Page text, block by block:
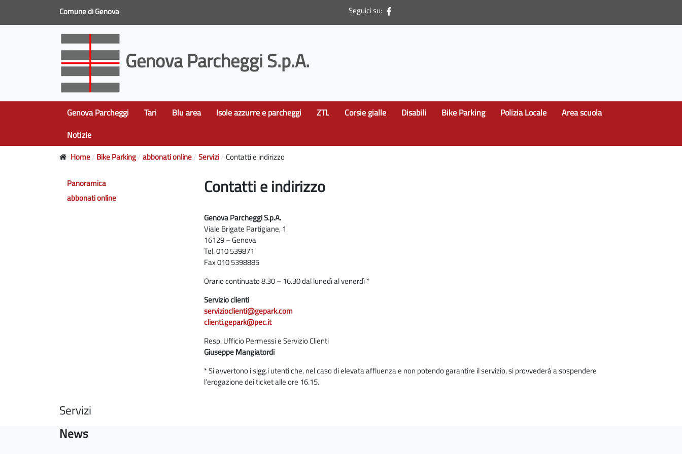
Comune di Genova Seguici su:
Genova Parcheggi S.p.A.
Genova Parcheggi Tari Blu area Isole azzurre e parcheggi ZTL Corsie gialle Disabili Bike Parking Polizia Locale
Area scuola
Notizie
Home Bike Parking abbonati online Servizi Contatti e indirizzo
Contatti e indirizzo
Genova Parcheggi S.p.A.
Viale Brigate Partigiane, 1
16129 – Genova
Tel. 010 539871
Fax 010 5398885
Orario continuato 8.30 – 16.30 dal lunedì al venerdì *
Servizio clienti
servizioclienti@gepark.com
clienti.gepark@pec.it
Resp. Ufficio Permessi e Servizio Clienti
Giuseppe Mangiatordi
* Si avvertono i sigg.i utenti che, nel caso di elevata affluenza e non potendo garantire il servizio, si provvederà a sospendere
l’erogazione dei ticket alle ore 16.15.
Panoramica
abbonati online
Servizi
News